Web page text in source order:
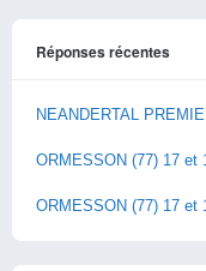
Réponses récentes
NEANDERTAL
ORMESSON (77) 17 et
ORMESSON (77) 17 et